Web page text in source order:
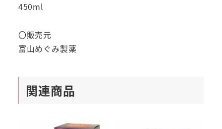
450ml
〇販売元
富山めぐみ製薬
関連商品